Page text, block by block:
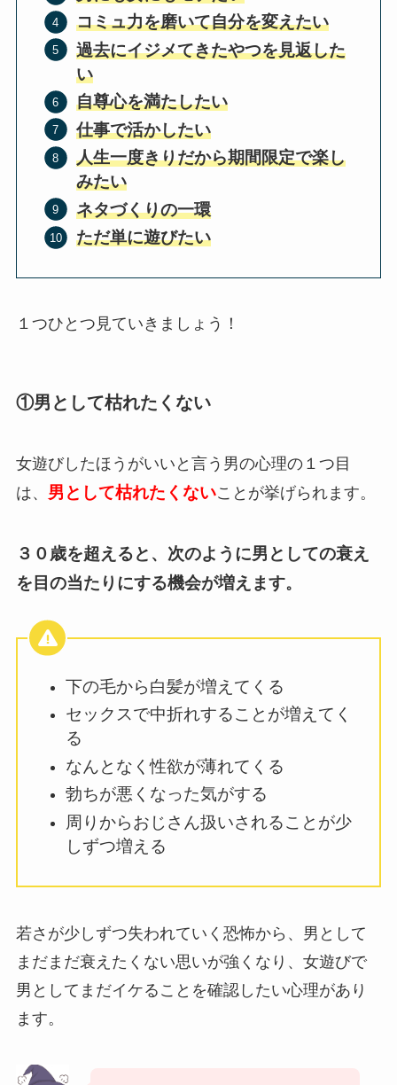
コミュ力を磨いて自分を変えたい
過去にイジメてきたやつを見返した
い
自尊心を満たしたい
仕事で活かしたい
人生一度きりだから期間限定で楽し
みたい
ネタづくりの一環
ただ単に遊びたい
１つひとつ見ていきましょう！
①男として枯れたくない
女遊びしたほうがいいと言う男の心理の１つ目
は、 男として枯れたくないことが挙げられます。
３０歳を超えると、次のように男としての衰え
を目の当たりにする機会が増えます。
下の毛から白髪が増えてくる
セックスで中折れすることが増えてく
る
なんとなく性欲が薄れてくる
勃ちが悪くなった気がする
周りからおじさん扱いされることが少
しずつ増える
若さが少しずつ失われていく恐怖から、男として
まだまだ衰えたくない思いが強くなり、女遊びで
男としてまだイケることを確認したい心理があり
ます。